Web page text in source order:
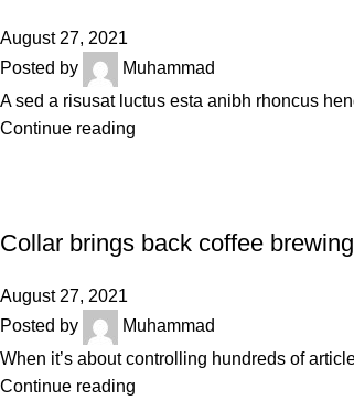
August 27, 2021
Posted by
Muhammad
A sed a risusat luctus esta anibh rhoncus
Continue reading
Collar brings back coffee
August 27, 2021
Posted by
Muhammad
When it’s about controlling hundreds of
Continue reading